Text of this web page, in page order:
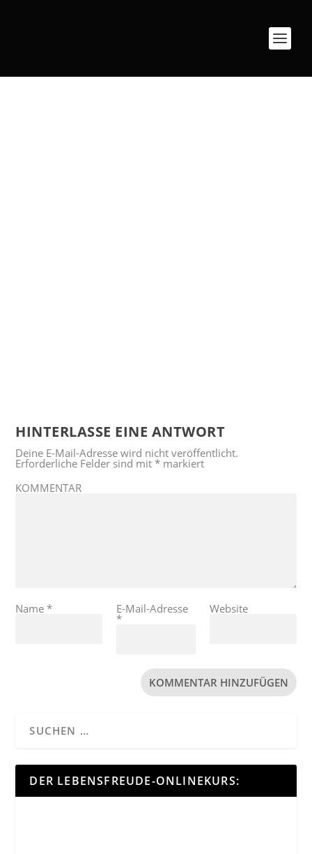
HINTERLASSE EINE ANTWORT
Deine E-Mail-Adresse wird nicht veröffentlicht.
Erforderliche Felder sind mit* markiert
KOMMENTAR
Name* E-Mail-Adresse
*
Website
DER LEBENSFREUDE-ONLINEKURS: